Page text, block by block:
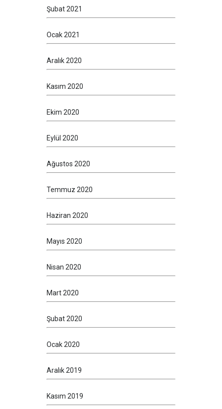
Şubat 2021
Ocak 2021
Aralık 2020
Kasım 2020
Ekim 2020
Eylül 2020
Ağustos 2020
Temmuz 2020
Haziran 2020
Mayıs 2020
Nisan 2020
Mart 2020
Şubat 2020
Ocak 2020
Aralık 2019
Kasım 2019